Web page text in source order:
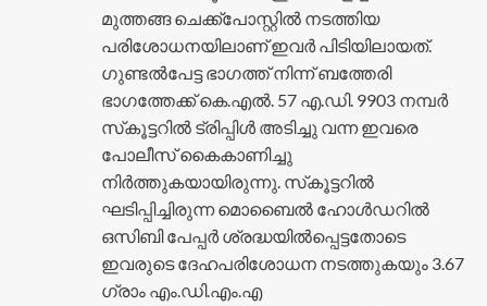
മുത്തങ്ങ ചെക്ക്‌പോസ്റ്റിൽ നടത്തിയ
പരിശോധനയിലാണ് ഇവർ പിടിയിലായത്.
ഗുണ്ടൽപേട്ട ഭാഗത്ത് നിന്ന് ബത്തേരി
ഭാഗത്തേക്ക് കെ.എൽ. 57 എ.ഡി. 9903 നമ്പർ
സ്‌കൂട്ടറിൽ ട്രിപ്പിൾ അടിച്ചു വന്ന ഇവരെ
പോലീസ് കൈകാണിച്ചു
നിർത്തുകയായിരുന്നു. സ്‌കൂട്ടറിൽ
ഘടിപ്പിച്ചിരുന്ന മൊബൈൽ ഹോൾഡറിൽ
ഒസിബി പേപ്പർ ശ്രദ്ധയിൽപ്പെട്ടതോടെ
ഇവരുടെ ദേഹപരിശോധന നടത്തുകയും 3.67
ഗ്രാം എം.ഡി.എം.എ